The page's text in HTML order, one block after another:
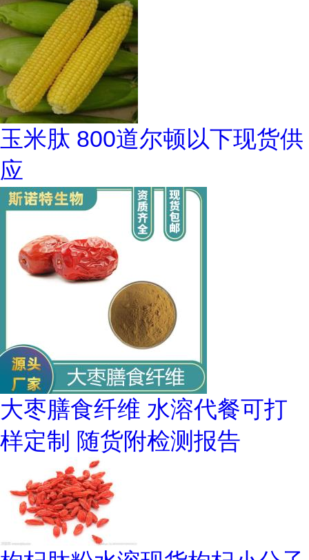
玉米肽 800道尔顿以下现货供
应
大枣膳食纤维 水溶代餐可打
样定制 随货附检测报告